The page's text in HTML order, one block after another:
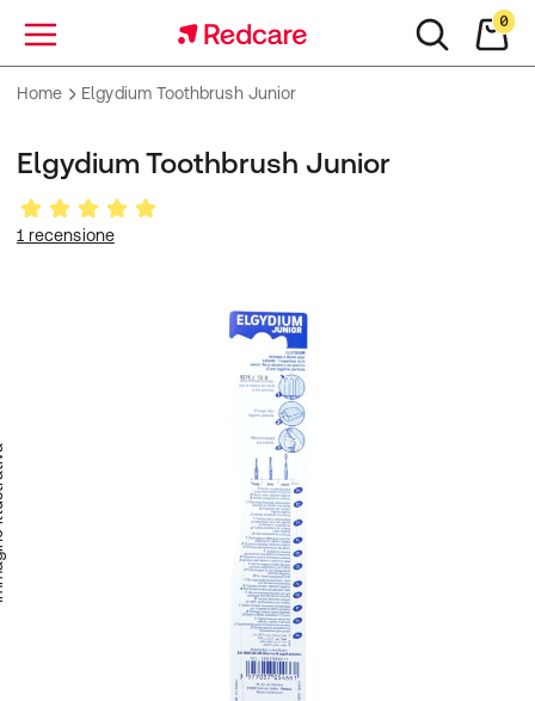
Menu
0
Home Elgydium Toothbrush Junior
Elgydium Toothbrush Junior
1 recensione